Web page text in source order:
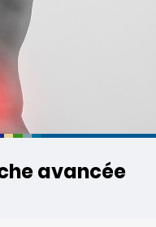
avancée